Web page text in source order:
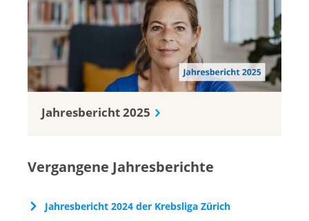
Jahresbericht 2025
Vergangene Jahresberichte
Jahresbericht 2024 der Krebsliga Zürich